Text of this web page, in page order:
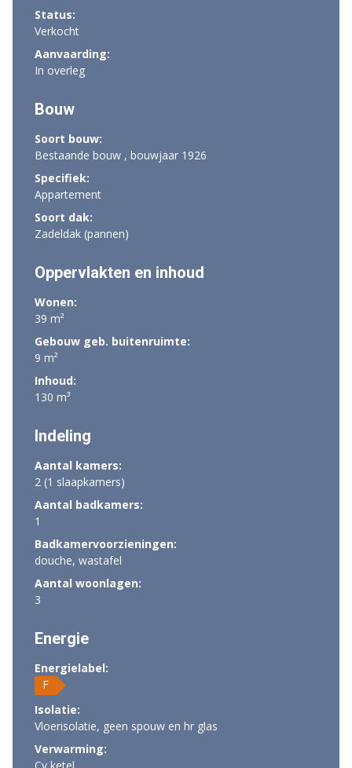
Status:
Verkocht
Aanvaarding:
In overleg
Bouw
Soort bouw:
Bestaande bouw , bouwjaar 1926
Specifiek:
Appartement
Soort dak:
Zadeldak (pannen)
Oppervlakten en inhoud
Wonen:
39 m²
Gebouw geb. buitenruimte:
9 m²
Inhoud:
130 m³
Indeling
Aantal kamers:
2 (1 slaapkamers)
Aantal badkamers:
1
Badkamervoorzieningen:
douche, wastafel
Aantal woonlagen:
3
Energie
Energielabel:
F
Isolatie:
Vloerisolatie, geen spouw en hr glas
Verwarming: